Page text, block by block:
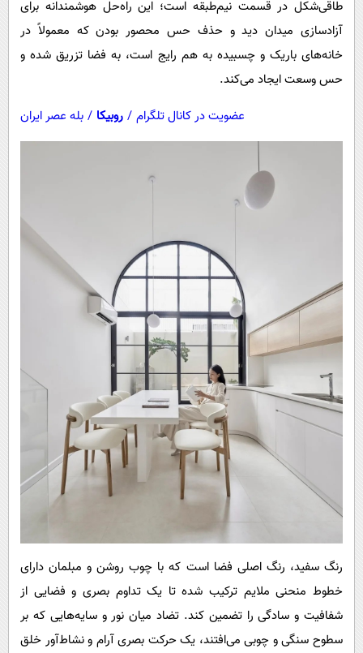
طاقی‌شکل در قسمت نیم‌طبقه است؛ این راه‌حل هوشمندانه برای
آزادسازی میدان دید و حذف حس محصور بودن که معمولاً در
خانه‌های باریک و چسبیده به هم رایج است، به فضا تزریق شده و
حس وسعت ایجاد می‌کند.
عضویت در کانال تلگرام / روبیکا / بله عصر ایران
رنگ سفید، رنگ اصلی فضا است که با چوب روشن و مبلمان دارای
خطوط منحنی ملایم ترکیب شده تا یک تداوم بصری و فضایی از
شفافیت و سادگی را تضمین کند. تضاد میان نور و سایه‌هایی که بر
سطوح سنگی و چوبی می‌افتند، یک حرکت بصری آرام و نشاط‌آور خلق